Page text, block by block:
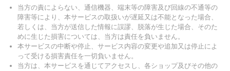
当方の責によらない、通信機器、端末等の障害及び回線の不通等の
障害等により、本サービスの取扱いが遅延又は不能となった場合、
若しくは、当方が送信した情報に誤謬、脱落が生じた場合、そのた
めに生じた損害については、当方は責任を負いません。
本サービスの中断や停止、サービス内容の変更や追加又は停止によ
って受ける損害責任を一切負いません。
当方は、本サービスを通じてアクセスし、各ショップ及びその他の